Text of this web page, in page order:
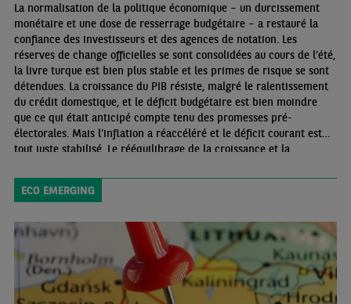
La normalisation de la politique économique – un durcissement
monétaire et une dose de resserrage budgétaire – a restauré la
confiance des investisseurs et des agences de notation. Les
réserves de change officielles se sont consolidées au cours de l’été,
la livre turque est bien plus stable et les primes de risque se sont
détendues. La croissance du PIB résiste, malgré le ralentissement
du crédit domestique, et le déficit budgétaire est bien moindre
que ce qui était anticipé compte tenu des promesses pré-
électorales. Mais l’inflation a réaccéléré et le déficit courant est
tout juste stabilisé. Le rééquilibrage de la croissance et la
chances que ce soit le cas en 2024.
ECO EMERGING